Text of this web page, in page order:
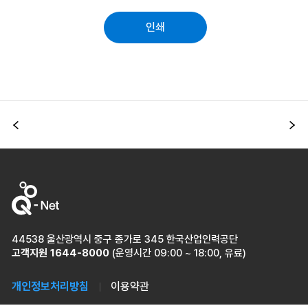
인쇄
이전
44538 울산광역시 중구 종가로 345 한국산업인력공단
고객지원 1644-8000 (운영시간 09:00 ~ 18:00, 유료)
개인정보처리방침 이용약관